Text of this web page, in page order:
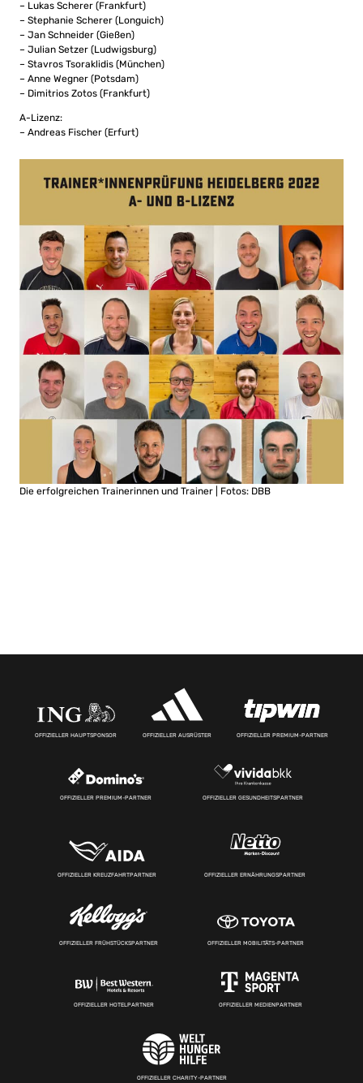
– Lukas Scherer (Frankfurt)
– Stephanie Scherer (Longuich)
– Jan Schneider (Gießen)
– Julian Setzer (Ludwigsburg)
– Stavros Tsoraklidis (München)
– Anne Wegner (Potsdam)
– Dimitrios Zotos (Frankfurt)
A-Lizenz:
– Andreas Fischer (Erfurt)
Die erfolgreichen Trainerinnen und Trainer | Fotos: DBB
OFFIZIELLER HAUPTSPONSOR OFFIZIELLER AUSRÜSTER OFFIZIELLER PREMIUM-PARTNER
OFFIZIELLER PREMIUM-PARTNER OFFIZIELLER GESUNDHEITSPARTNER
OFFIZIELLER KREUZFAHRTPARTNER OFFIZIELLER ERNÄHRUNGSPARTNER
OFFIZIELLER FRÜHSTÜCKSPARTNER OFFIZIELLER MOBILITÄTS-PARTNER
OFFIZIELLER HOTELPARTNER OFFIZIELLER MEDIENPARTNER
OFFIZIELLER CHARITY-PARTNER